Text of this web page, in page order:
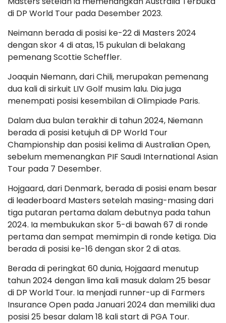
di DP World Tour pada Desember 2023.
Neimann berada di posisi ke-22 di Masters 2024
dengan skor 4 di atas, 15 pukulan di belakang
pemenang Scottie Scheffler.
Joaquin Niemann, dari Chili, merupakan pemenang
dua kali di sirkuit LIV Golf musim lalu. Dia juga
menempati posisi kesembilan di Olimpiade Paris.
Dalam dua bulan terakhir di tahun 2024, Niemann
berada di posisi ketujuh di DP World Tour
Championship dan posisi kelima di Australian Open,
sebelum memenangkan PIF Saudi International Asian
Tour pada 7 Desember.
Hojgaard, dari Denmark, berada di posisi enam besar
di leaderboard Masters setelah masing-masing dari
tiga putaran pertama dalam debutnya pada tahun
2024. Ia membukukan skor 5-di bawah 67 di ronde
pertama dan sempat memimpin di ronde ketiga. Dia
berada di posisi ke-16 dengan skor 2 di atas.
Berada di peringkat 60 dunia, Hojgaard menutup
tahun 2024 dengan lima kali masuk dalam 25 besar
di DP World Tour. Ia menjadi runner-up di Farmers
Insurance Open pada Januari 2024 dan memiliki dua
posisi 25 besar dalam 18 kali start di PGA Tour.